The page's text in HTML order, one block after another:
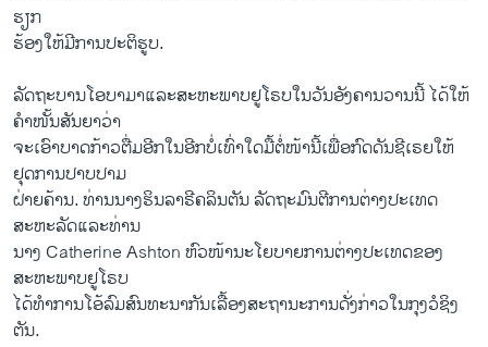
ຮຽກ
ຮ້ອງ​ໃຫ້​ມີ​ການ​ປະຕິ​ຮູບ​.
ລັດຖະບານ​ໂອ​ບາ​ມາ​ແລະ​ສະຫະພາບ​ຢູ​ໂຣບ​ໃນ​ວັນ​ອັງຄານ​ວານ​ນີ້ ​ໄດ້ໃຫ້​
ຄໍາ​ໜັ້ນສັນຍາ​ວ່າ​
ຈະ​ເອົາ​ບາດກ້າວ​ຕື່ມ​ອີກ​ໃນ​ອີກ​ບໍ່​ເທົ່າ​ໃດ​ມື້​ຕໍ່ໜ້າ​ນີ້ເພື່ອ​ກົດ​ດັນ​ຊີ​ເຣຍ​ໃຫ້​
ຢຸດ​ການ​ປາບ​ປາມ​
ຝ່າຍ​ຄ້ານ​. ທ່ານ​ນາງຮິນ​ລາຣີຄລິນ​ຕັນ ລັດຖະມົນຕີ​ການ​ຕ່າງປະ​ເທດ​
ສະຫະລັດ​ແລະ​ທ່ານ​
ນາງ Catherine Ashton ຫົວໜ້າ​ນະ​ໂຍບາຍ​ການ​ຕ່າງປະ​ເທດ​ຂອງ​
ສະຫະພາບ​ຢູ​ໂຣບ
ໄດ້​ທໍາ​ການ​ໂອ້​ລົມ​ສົນທະນາ​ກັນ​ເລື້ອງ​ສະຖານະ​ການດັ່ງກ່າວ​ໃນ​ກຸງ​ວໍ​ຊິງ​
ຕັນ.